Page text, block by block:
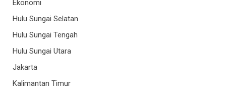
Ekonomi
Hulu Sungai Selatan
Hulu Sungai Tengah
Hulu Sungai Utara
Jakarta
Kalimantan Timur